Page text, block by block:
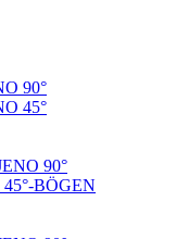
90°
45°
90°
BÖGEN